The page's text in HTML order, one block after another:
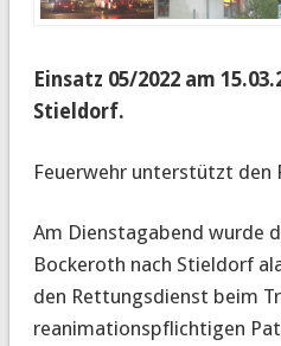
Einsatz 05/2022 am
Stieldorf.
Feuerwehr unterstützt den
Am Dienstagabend wurde
Bockeroth nach Stieldorf
den Rettungsdienst beim
reanimationspflichtigen